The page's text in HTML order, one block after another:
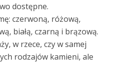
dostępne.
czerwoną, różową,
białą, czarną i brązową.
w rzece, czy w samej
rodzajów kamieni, ale